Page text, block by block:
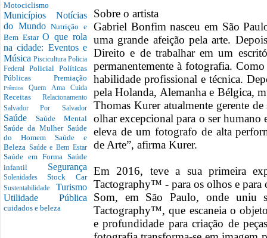
Motociclismo
Municípios Notícias
do MundoNutrição e
Bem EstarO que rola
na cidade: Eventos e
Música Piscicultura Policia
Federal Policial Políticas
Públicas Premiação
PrêmiosQuem Ama Cuida
Receitas Relacionamento
Salvador Por Salvador
Saúde Saúde Mental
Saúde da Mulher Saúde
do Homem Saúde e
Beleza Saúde e Bem Estar
Saúde em Forma Saúde
infantil Segurança
SolenidadesStock Car
Sustentabilidade Turismo
Utilidade Pública
cuidados e beleza
Sobre o artista
Gabriel Bonfim nasceu em São
uma grande afeição pela arte.
Direito e de trabalhar em um
permanentemente à fotografia.
habilidade profissional e técnica.
pela Holanda, Alemanha e Bélgica,
Thomas Kurer atualmente gerente
olhar excepcional para o ser humano
eleva de um fotografo de alta
de Arte”, afirma Kurer.
Em 2016, teve a sua primeira
Tactography™ - para os olhos e para
Som, em São Paulo, onde uniu
Tactography™, que escaneia o
e profundidade para criação de